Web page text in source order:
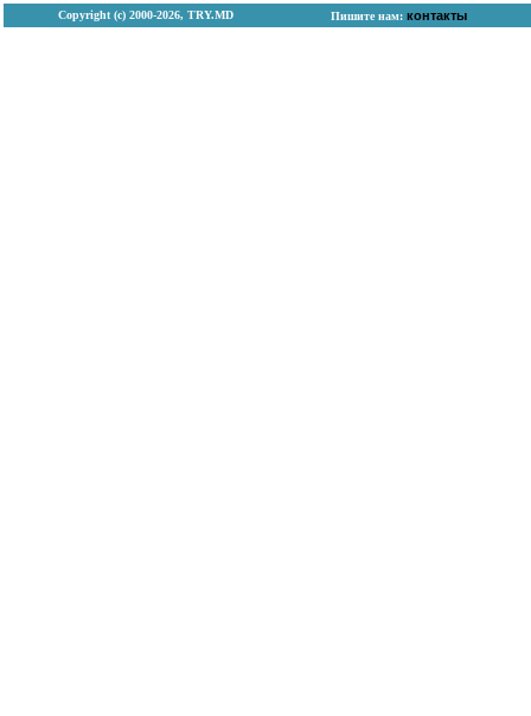
Copyright (с) 2000-2026, TRY.MD Пишите нам: контакты